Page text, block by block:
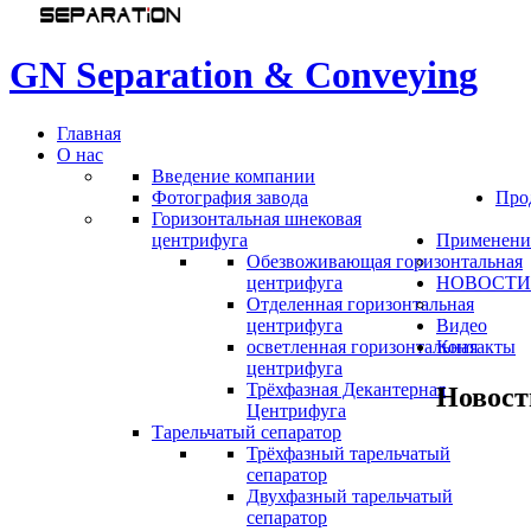
GN Separation & Conveying
Главная
О нас
Введение компании
Фотография завода
Горизонтальная шнековая
центрифуга
Обезвоживающая горизонтальная
центрифуга
Отделенная горизонтальная
центрифуга
осветленная горизонтальная
центрифуга
Трёхфазная Декантерная
Центрифуга
Тарельчатый сепаратор
Трёхфазный тарельчатый
сепаратор
Двухфазный тарельчатый
сепаратор
НОВОСТИ
Видео
Контакты